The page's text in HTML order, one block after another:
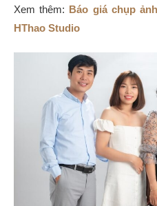
Xem thêm: Báo giá chụp
HThao Studio